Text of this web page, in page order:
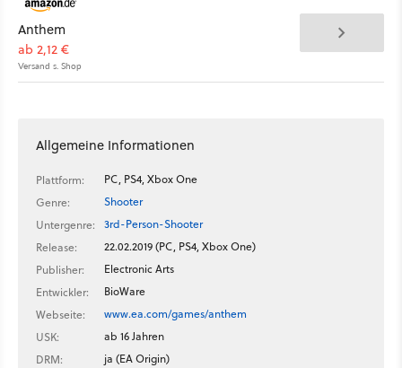
Anthem
ab 2,12 €
Versand s. Shop
Allgemeine Informationen
Plattform:
PC, PS4, Xbox One
Genre:
Shooter
Untergenre:
3rd-Person-Shooter
Release:
22.02.2019 (PC, PS4, Xbox One)
Publisher:
Electronic Arts
Entwickler:
BioWare
Webseite:
www.ea.com/games/anthem
USK:
ab 16 Jahren
DRM:
ja (EA Origin)